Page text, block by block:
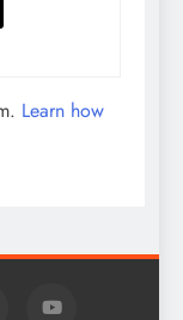
Learn how